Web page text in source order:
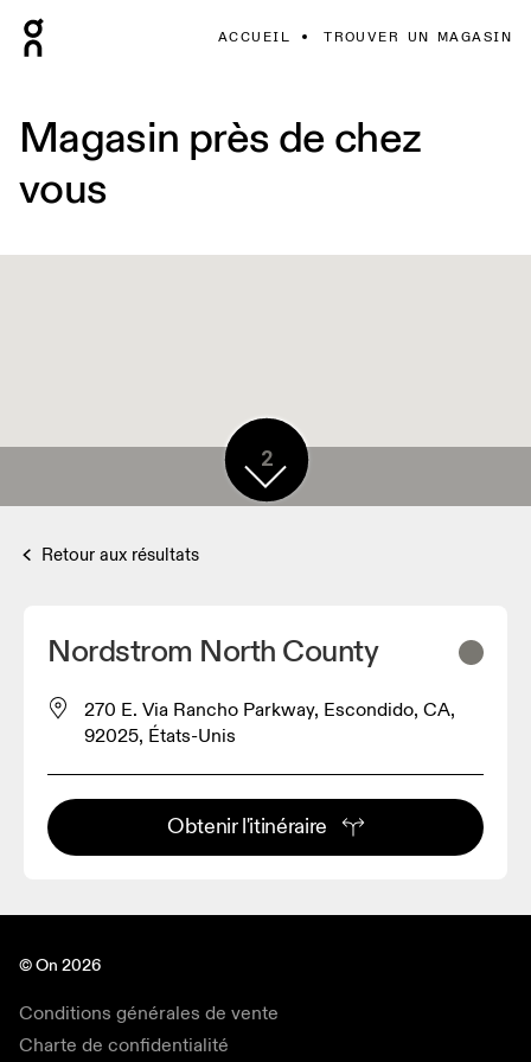
ACCUEIL TROUVER UN MAGASIN
Magasin près de chez
vous
2
Retour aux résultats
Nordstrom North County
270 E. Via Rancho Parkway, Escondido, CA,
92025, États-Unis
Obtenir l'itinéraire
© On 2026
Conditions générales de vente
Charte de confidentialité